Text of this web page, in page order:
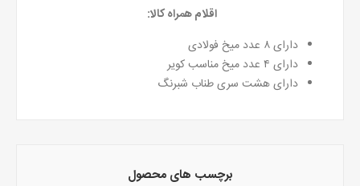
اقلام همراه کالا:
دارای ۸ عدد میخ فولادی
دارای ۴ عدد میخ مناسب کویر
دارای هشت سری طناب شبرنگ
برچسب های محصول